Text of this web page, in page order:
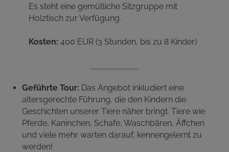
Es steht eine gemütliche Sitzgruppe mit
Holztisch zur Verfügung.
Kosten: 400 EUR (3 Stunden, bis zu 8 Kinder)
Geführte Tour: Das Angebot inkludiert eine
altersgerechte Führung, die den Kindern die
Geschichten unserer Tiere näher bringt. Tiere wie
Pferde, Kaninchen, Schafe, Waschbären, Äffchen
und viele mehr warten darauf, kennengelernt zu
werden!